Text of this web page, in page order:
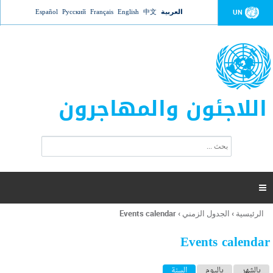
Jump to navigation UN العربية 中文
English
Français
Русский
Español
اللاجئون والمهاجرون
ت
ر
ل
ح
ب

أنت
هنا
الرئيسية › الجدول الزمني ›
Events calendar
Events calendar